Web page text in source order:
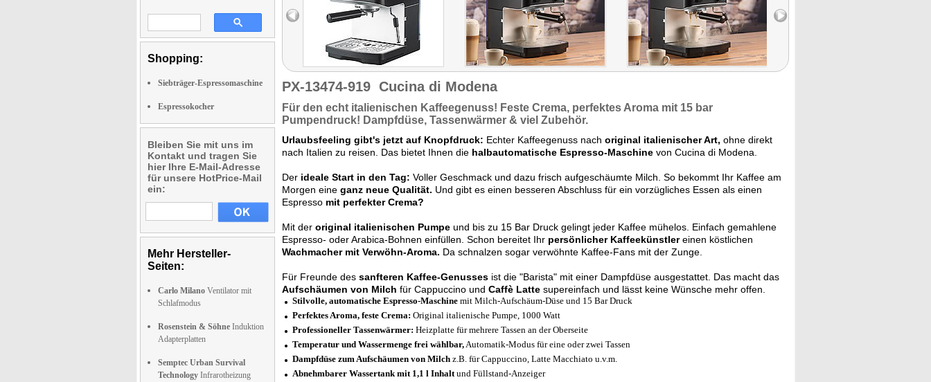
Shopping:
Siebträger-Espressomaschine
Espressokocher
Bleiben Sie mit uns im
Kontakt und tragen Sie
hier Ihre E-Mail-Adresse
für unsere HotPrice-Mail
ein:
Mehr Hersteller-
Seiten:
Carlo Milano Ventilator mit
Schlafmodus
Rosenstein & Söhne Induktion
Adapterplatten
Semptec Urban Survival
Technology Infrarotheizung
PX-13474-919 Cucina di Modena
Für den echt italienischen Kaffeegenuss! Feste Crema, perfektes Aroma mit 15 bar
Pumpendruck! Dampfdüse, Tassenwärmer & viel Zubehör.
Urlaubsfeeling gibt's jetzt auf Knopfdruck: Echter Kaffeegenuss nach original italienischer Art, ohne direkt
nach Italien zu reisen. Das bietet Ihnen die halbautomatische Espresso-Maschine von Cucina di Modena.
Der ideale Start in den Tag: Voller Geschmack und dazu frisch aufgeschäumte Milch. So bekommt Ihr Kaffee am
Morgen eine ganz neue Qualität. Und gibt es einen besseren Abschluss für ein vorzügliches Essen als einen
Espresso mit perfekter Crema?
Mit der original italienischen Pumpe und bis zu 15 Bar Druck gelingt jeder Kaffee mühelos. Einfach gemahlene
Espresso- oder Arabica-Bohnen einfüllen. Schon bereitet Ihr persönlicher Kaffeekünstlereinen köstlichen
Wachmacher mit Verwöhn-Aroma. Da schnalzen sogar verwöhnte Kaffee-Fans mit der Zunge.
Für Freunde des sanfteren Kaffee-Genusses ist die "Barista" mit einer Dampfdüse ausgestattet. Das macht das
Aufschäumen von Milch für Cappuccino und Caffè Latte supereinfach und lässt keine Wünsche mehr offen.
Stilvolle, automatische Espresso-Maschine mit Milch-Aufschäum-Düse und 15 Bar Druck
Perfektes Aroma, feste Crema: Original italienische Pumpe, 1000 Watt
Professioneller Tassenwärmer: Heizplatte für mehrere Tassen an der Oberseite
Temperatur und Wassermenge frei wählbar,Automatik-Modus für eine oder zwei Tassen
Dampfdüse zum Aufschäumen von Milch z.B. für Cappuccino, Latte Macchiato u.v.m.
Abnehmbarer Wassertank mit 1,1 l Inhaltund Füllstand-Anzeiger